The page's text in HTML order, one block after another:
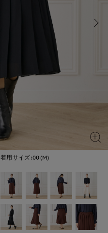
着用サイズ:00(M)